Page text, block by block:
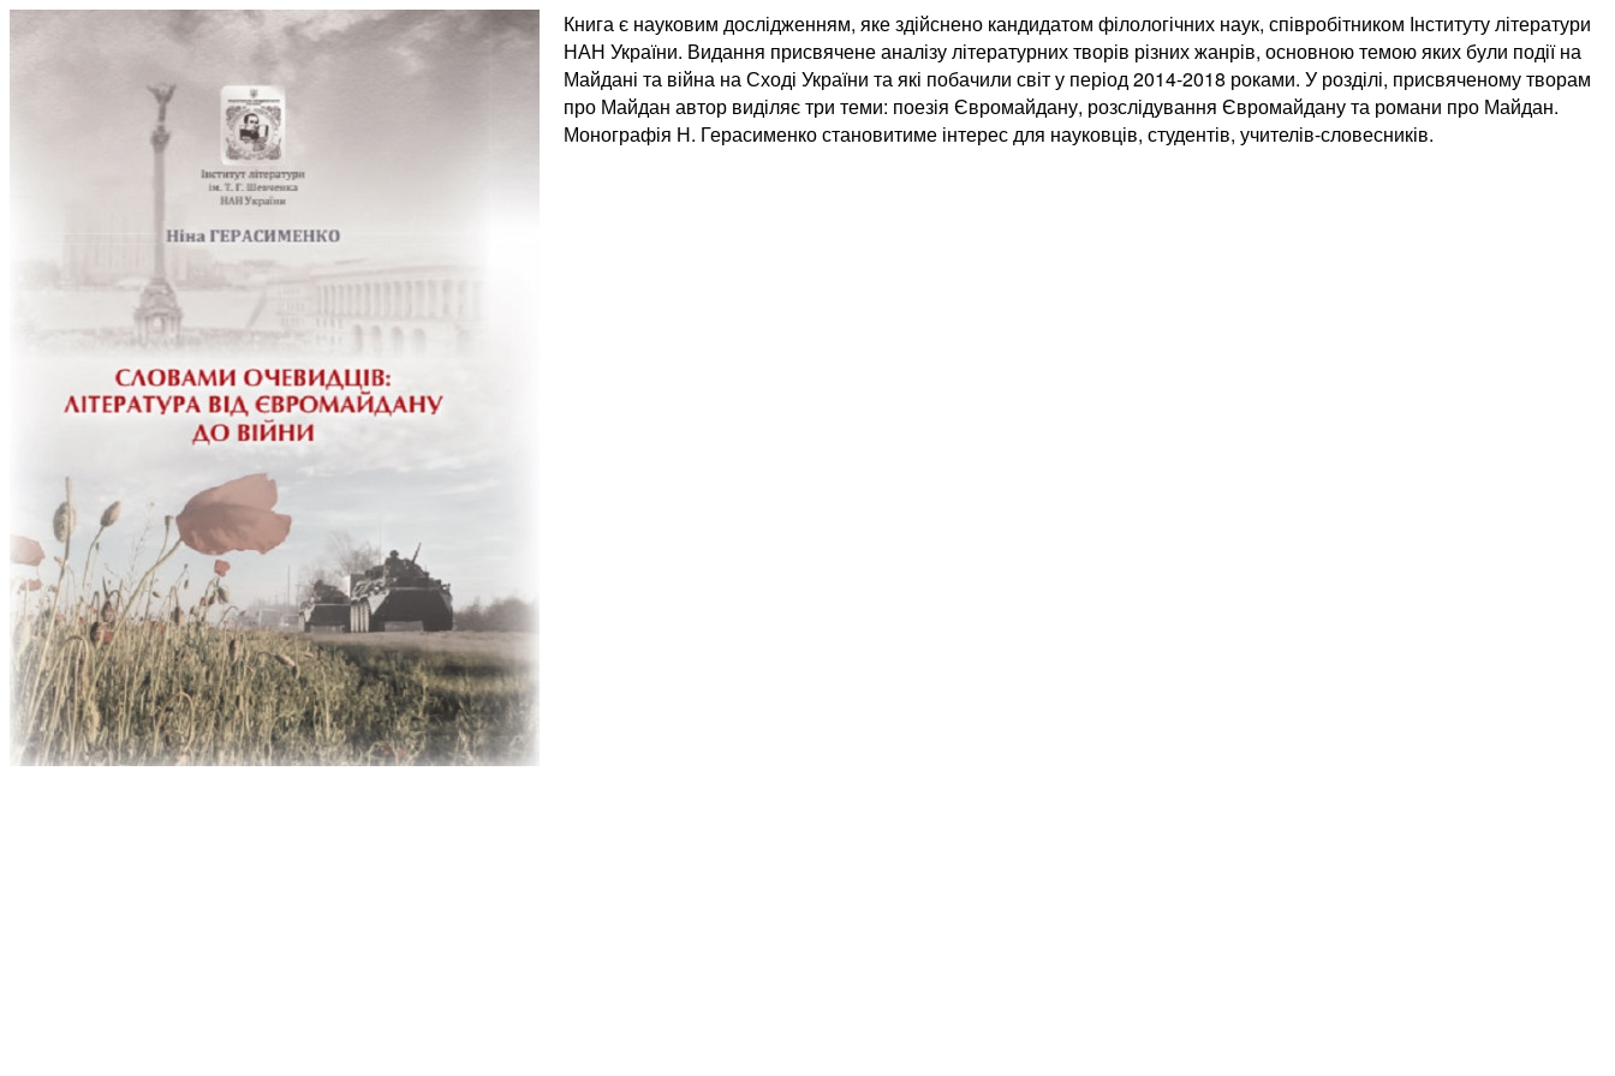
Книга є науковим дослідженням, яке здійснено кандидатом філологічних наук, співробітником Інституту літератури
НАН України. Видання присвячене аналізу літературних творів різних жанрів, основною темою яких були події на
Майдані та війна на Сході України та які побачили світ у період 2014-2018 роками. У розділі, присвяченому творам
про Майдан автор виділяє три теми: поезія Євромайдану, розслідування Євромайдану та романи про Майдан.
Монографія Н. Герасименко становитиме інтерес для науковців, студентів, учителів-словесників.